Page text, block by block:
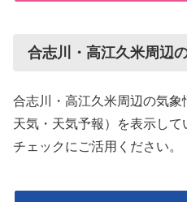
合志川・高江久米周辺
合志川・高江久米周辺の気
天気・天気予報）を表示し
チェックにご活用ください。